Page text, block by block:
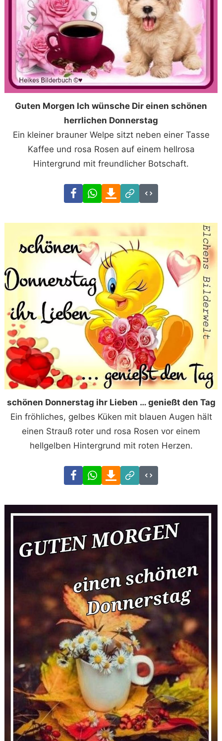
Guten Morgen Ich wünsche Dir einen schönen
herrlichen Donnerstag
Ein kleiner brauner Welpe sitzt neben einer Tasse
Kaffee und rosa Rosen auf einem hellrosa
Hintergrund mit freundlicher Botschaft.
FacebookWhatsAppDownload
Link
Code
schönen Donnerstag ihr Lieben … genießt den Tag
Ein fröhliches, gelbes Küken mit blauen Augen hält
einen Strauß roter und rosa Rosen vor einem
hellgelben Hintergrund mit roten Herzen.
FacebookWhatsAppDownload
Link
Code